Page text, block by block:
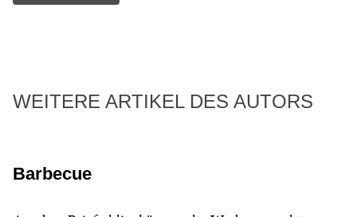
WEITERE ARTIKEL DES AUTORS
Barbecue